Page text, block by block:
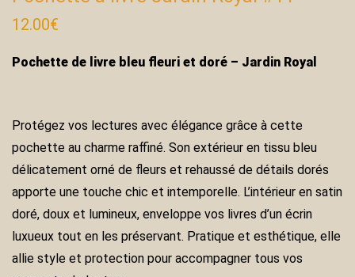
12.00€
Pochette de livre bleu fleuri et doré – Jardin Royal
Protégez vos lectures avec élégance grâce à cette
pochette au charme raffiné. Son extérieur en tissu bleu
délicatement orné de fleurs et rehaussé de détails dorés
apporte une touche chic et intemporelle. L’intérieur en satin
doré, doux et lumineux, enveloppe vos livres d’un écrin
luxueux tout en les préservant. Pratique et esthétique, elle
allie style et protection pour accompagner tous vos